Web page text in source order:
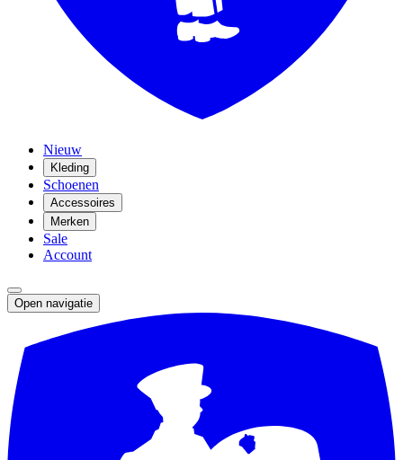
Nieuw
Kleding
Schoenen
Accessoires
Merken
Sale
Account
Open navigatie